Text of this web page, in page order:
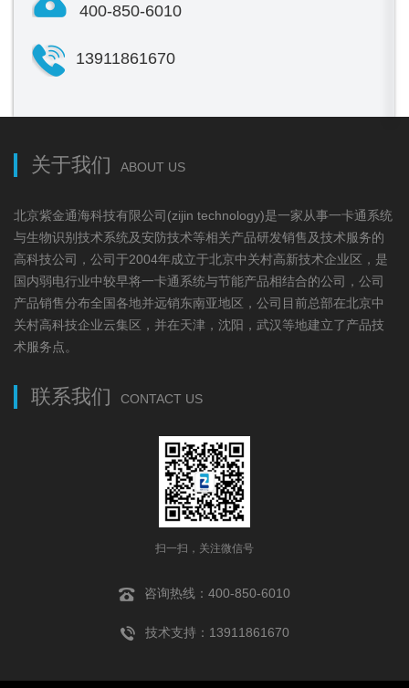
400-850-6010
13911861670
关于我们 ABOUT US
北京紫金通海科技有限公司(zijin technology)是一家从事一卡通系统
与生物识别技术系统及安防技术等相关产品研发销售及技术服务的
高科技公司，公司于2004年成立于北京中关村高新技术企业区，是
国内弱电行业中较早将一卡通系统与节能产品相结合的公司，公司
产品销售分布全国各地并远销东南亚地区，公司目前总部在北京中
关村高科技企业云集区，并在天津，沈阳，武汉等地建立了产品技
术服务点。
联系我们 CONTACT US
扫一扫，关注微信号
咨询热线：400-850-6010
技术支持：13911861670